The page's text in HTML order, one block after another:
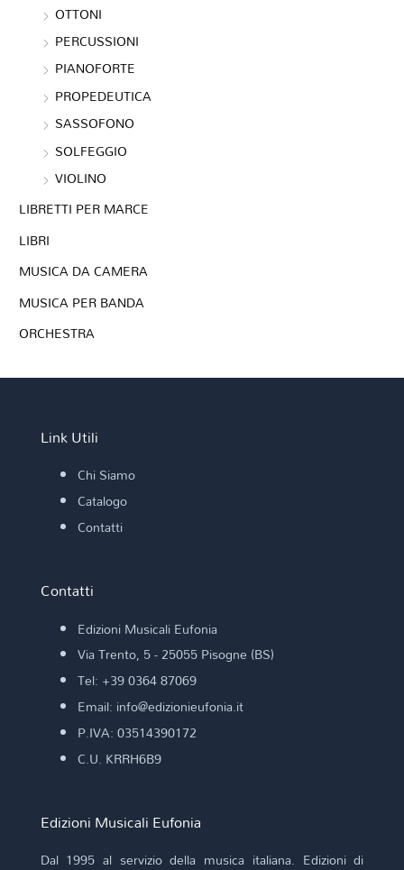
OTTONI
PERCUSSIONI
PIANOFORTE
PROPEDEUTICA
SASSOFONO
SOLFEGGIO
VIOLINO
LIBRETTI PER MARCE
LIBRI
MUSICA DA CAMERA
MUSICA PER BANDA
ORCHESTRA
Link Utili
Chi Siamo
Catalogo
Contatti
Contatti
Edizioni Musicali Eufonia
Via Trento, 5 - 25055 Pisogne (BS)
Tel: +39 0364 87069
Email: info@edizionieufonia.it
P.IVA: 03514390172
C.U. KRRH6B9
Edizioni Musicali Eufonia
Dal 1995 al servizio della musica italiana. Edizioni di